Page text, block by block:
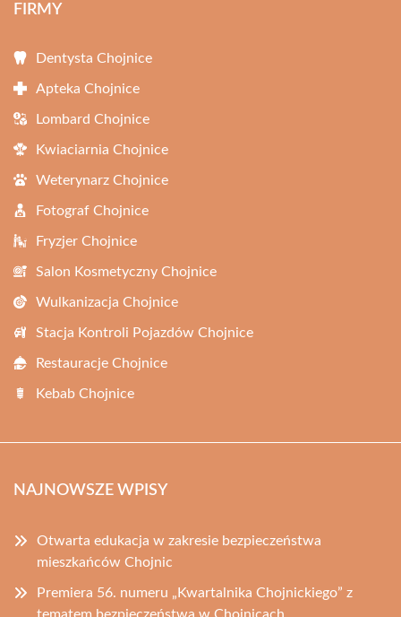
FIRMY
Dentysta Chojnice
Apteka Chojnice
Lombard Chojnice
Kwiaciarnia Chojnice
Weterynarz Chojnice
Fotograf Chojnice
Fryzjer Chojnice
Salon Kosmetyczny Chojnice
Wulkanizacja Chojnice
Stacja Kontroli Pojazdów Chojnice
Restauracje Chojnice
Kebab Chojnice
NAJNOWSZE WPISY
Otwarta edukacja w zakresie bezpieczeństwa
mieszkańców Chojnic
Premiera 56. numeru „Kwartalnika Chojnickiego” z